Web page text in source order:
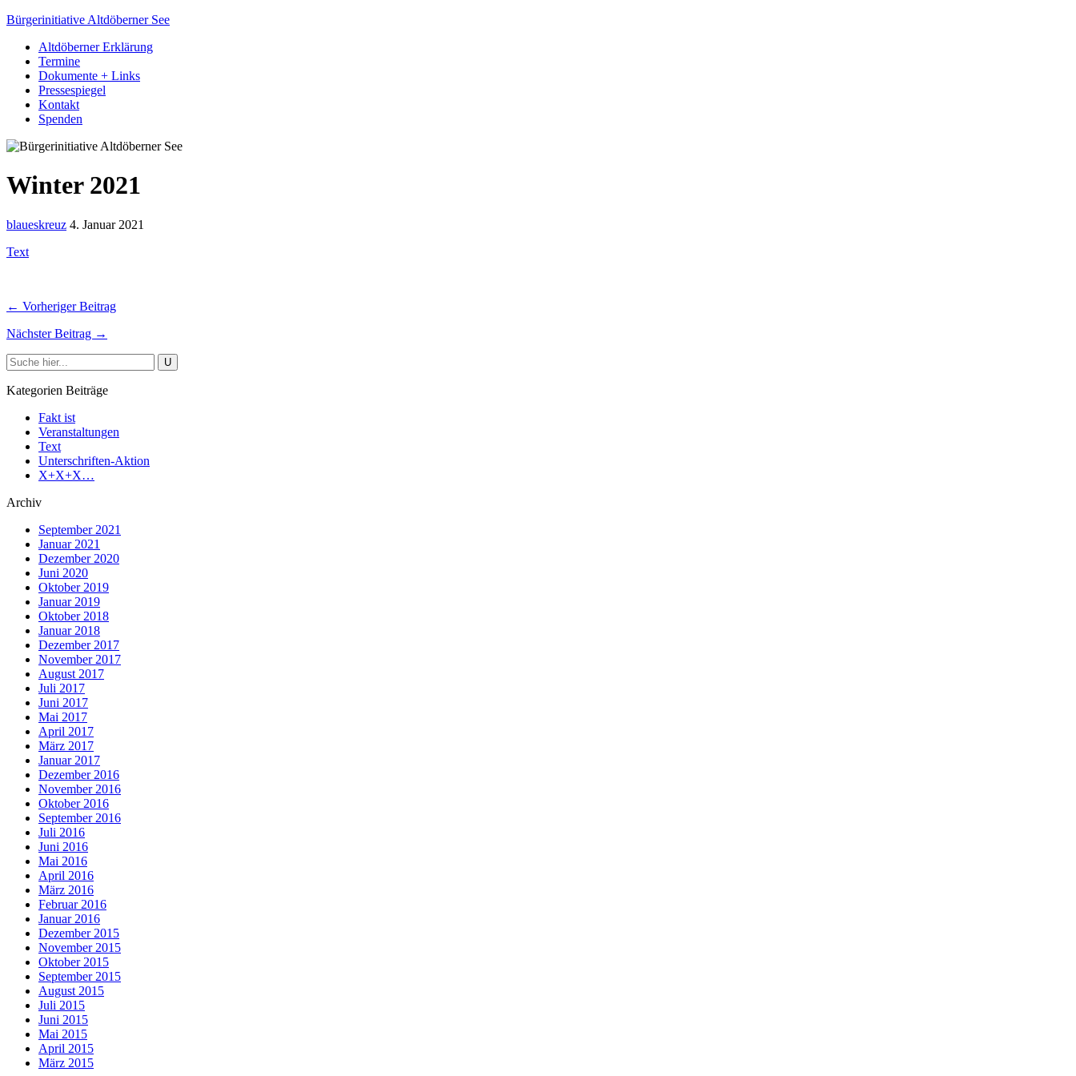
Bürgerinitiative Altdöberner See
Altdöberner Erklärung
Termine
Dokumente + Links
Pressespiegel
Kontakt
Spenden
Winter 2021
blaueskreuz 4. Januar 2021
Text
← Vorheriger Beitrag
Nächster Beitrag →
Kategorien Beiträge
Fakt ist
Veranstaltungen
Text
Unterschriften-Aktion
X+X+X…
Archiv
September 2021
Januar 2021
Dezember 2020
Juni 2020
Oktober 2019
Januar 2019
Oktober 2018
Januar 2018
Dezember 2017
November 2017
August 2017
Juli 2017
Juni 2017
Mai 2017
April 2017
März 2017
Januar 2017
Dezember 2016
November 2016
Oktober 2016
September 2016
Juli 2016
Juni 2016
Mai 2016
April 2016
März 2016
Februar 2016
Januar 2016
Dezember 2015
November 2015
Oktober 2015
September 2015
August 2015
Juli 2015
Juni 2015
Mai 2015
April 2015
März 2015